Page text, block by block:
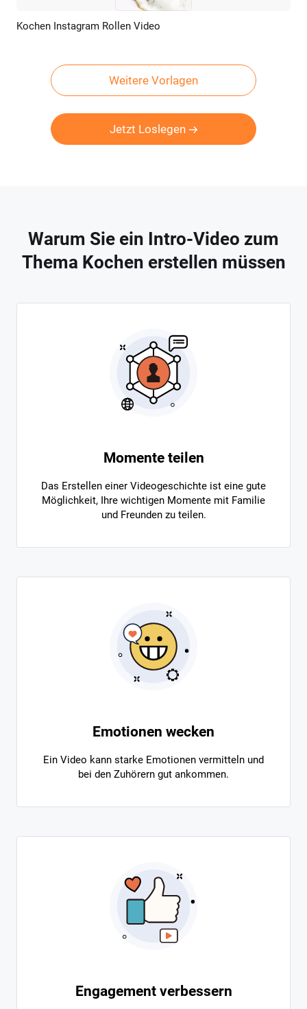
Vorschau
Kochen Instagram Rollen Video
Weitere Vorlagen
Jetzt Loslegen
Warum Sie ein Intro-Video zum
Thema Kochen erstellen müssen
Momente teilen
Das Erstellen einer Videogeschichte ist eine gute
Möglichkeit, Ihre wichtigen Momente mit Familie
und Freunden zu teilen.
Emotionen wecken
Ein Video kann starke Emotionen vermitteln und
bei den Zuhörern gut ankommen.
Engagement verbessern